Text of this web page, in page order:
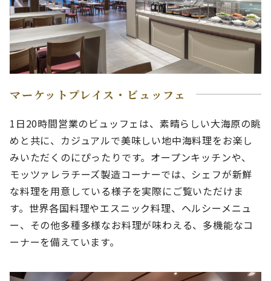
マーケットプレイス・ビュッフェ
1日20時間営業のビュッフェは、素晴らしい大海原の眺
めと共に、カジュアルで美味しい地中海料理をお楽し
みいただくのにぴったりです。オープンキッチンや、
モッツァレラチーズ製造コーナーでは、シェフが新鮮
な料理を用意している様子を実際にご覧いただけま
す。世界各国料理やエスニック料理、ヘルシーメニュ
ー、その他多種多様なお料理が味わえる、多機能なコ
ーナーを備えています。